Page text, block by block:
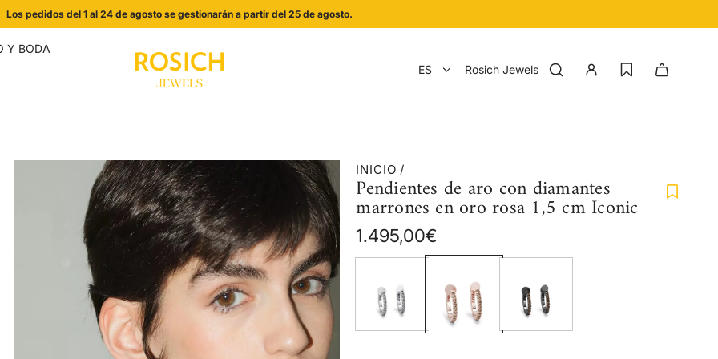
Los pedidos del 1 al 24 de agosto se gestionarán a partir del 25 de agosto.
Y BODA
ES Rosich Jewels
INICIO /
Pendientes de aro con diamantes
marrones en oro rosa 1,5 cm Iconic
Precio
regular
1.495,00€